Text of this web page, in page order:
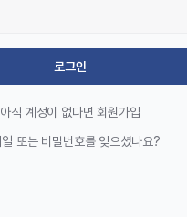
로그인
아직 계정이 없다면 회원가입
일 또는 비밀번호를 잊으셨나요?